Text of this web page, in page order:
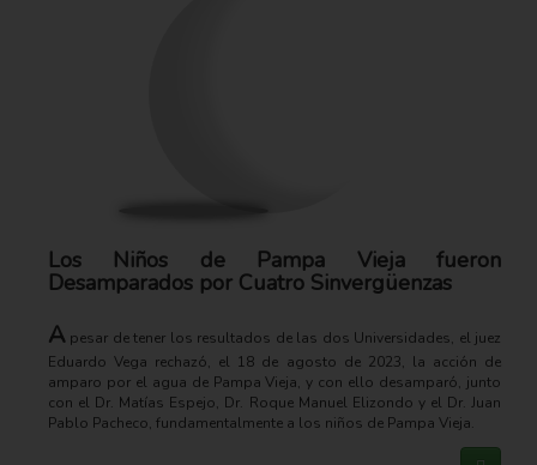
Los Niños de Pampa Vieja fueron
Desamparados por Cuatro Sinvergüenzas
A pesar de tener los resultados de las dos Universidades, el juez
Eduardo Vega rechazó, el 18 de agosto de 2023, la acción de
amparo por el agua de Pampa Vieja, y con ello desamparó, junto
con el Dr. Matías Espejo, Dr. Roque Manuel Elizondo y el Dr. Juan
Pablo Pacheco, fundamentalmente a los niños de Pampa Vieja.